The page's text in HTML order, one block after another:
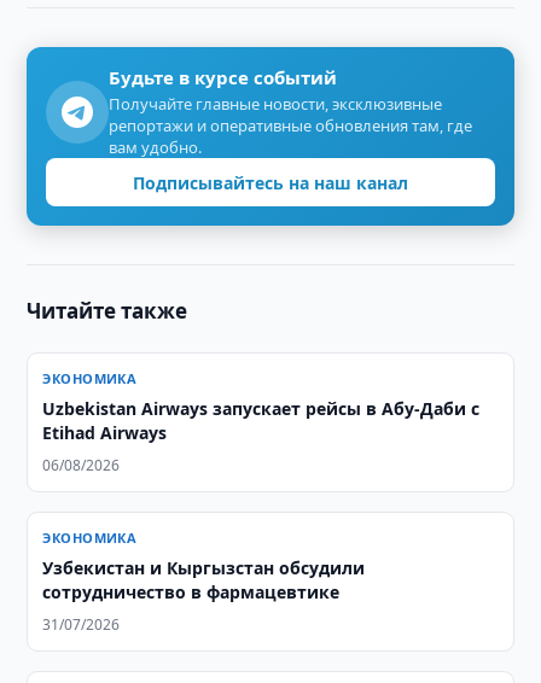
Будьте в курсе событий
Получайте главные новости, эксклюзивные
репортажи и оперативные обновления там, где
вам удобно.
Подписывайтесь на наш канал
Читайте также
ЭКОНОМИКА
Uzbekistan Airways запускает рейсы в Абу-Даби с
Etihad Airways
06/08/2026
ЭКОНОМИКА
Узбекистан и Кыргызстан обсудили
сотрудничество в фармацевтике
31/07/2026